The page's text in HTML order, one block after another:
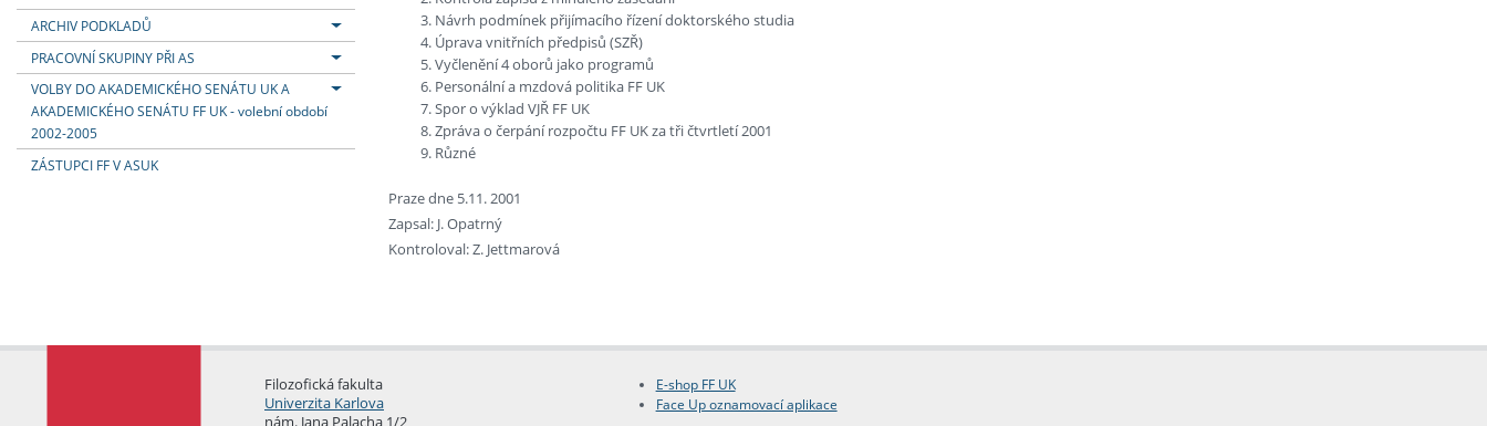
ARCHIV PODKLADŮ
PRACOVNÍ SKUPINY PŘI AS
VOLBY DO AKADEMICKÉHO SENÁTU UK A
AKADEMICKÉHO SENÁTU FF UK - volební období
2002-2005
ZÁSTUPCI FF V ASUK
Návrh podmínek přijímacího řízení doktorského studia
Úprava vnitřních předpisů (SZŘ)
Vyčlenění 4 oborů jako programů
Personální a mzdová politika FF UK
Spor o výklad VJŘ FF UK
Zpráva o čerpání rozpočtu FF UK za tři čtvrtletí 2001
Různé
Praze dne 5.11. 2001
Zapsal: J. Opatrný
Kontroloval: Z. Jettmarová
Filozofická fakulta
Univerzita Karlova
nám. Jana Palacha 1/2
E-shop FF UK
Face Up oznamovací aplikace